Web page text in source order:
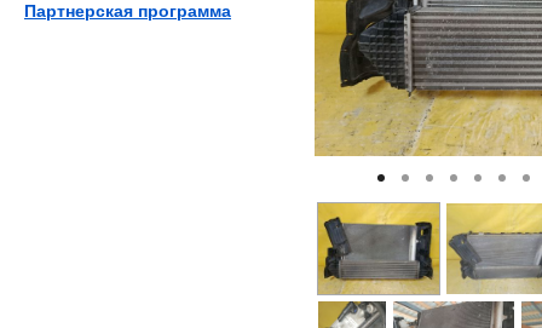
Партнерская программа